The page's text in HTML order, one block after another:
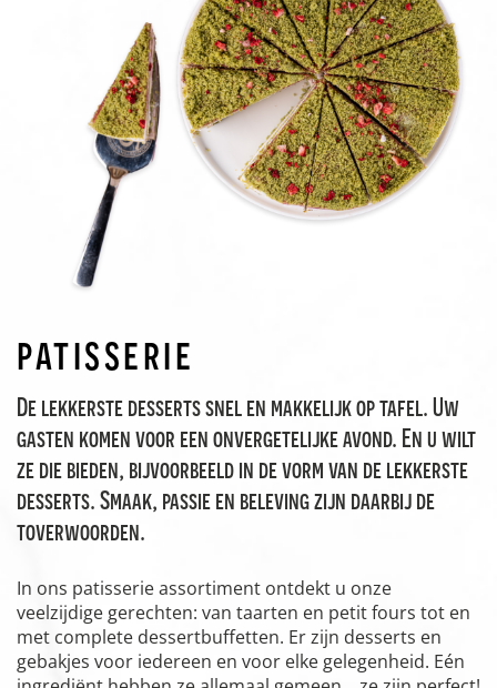
op de
taart
patisserie
De lekkerste desserts snel en makkelijk op tafel. Uw
gasten komen voor een onvergetelijke avond. En u wilt
ze die bieden, bijvoorbeeld in de vorm van de lekkerste
desserts. Smaak, passie en beleving zijn daarbij de
toverwoorden.
In ons patisserie assortiment ontdekt u onze
veelzijdige gerechten: van taarten en petit fours tot en
met complete dessertbuffetten. Er zijn desserts en
gebakjes voor iedereen en voor elke gelegenheid. Eén